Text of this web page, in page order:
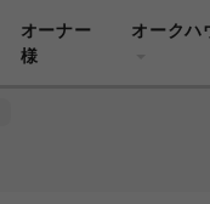
オーナー
様
オークハ